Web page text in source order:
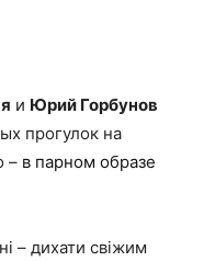
и Юрий Горбунов
прогулок на
– в парном образе
– дихати свіжим